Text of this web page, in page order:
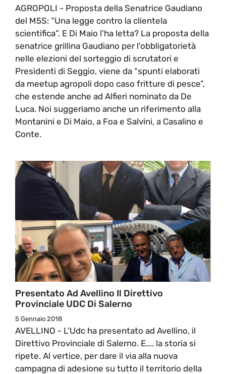
AGROPOLI - Proposta della Senatrice Gaudiano
del M5S: “Una legge contro la clientela
scientifica”. E Di Maio l'ha letta? La proposta della
senatrice grillina Gaudiano per l'obbligatorietà
nelle elezioni del sorteggio di scrutatori e
Presidenti di Seggio, viene da “spunti elaborati
da meetup agropoli dopo caso fritture di pesce”,
che estende anche ad Alfieri nominato da De
Luca. Noi suggeriamo anche un riferimento alla
Montanini e Di Maio, a Foa e Salvini, a Casalino e
Conte.
Presentato Ad Avellino Il Direttivo
Provinciale UDC Di Salerno
5 Gennaio 2018
AVELLINO - L'Udc ha presentato ad Avellino, il
Direttivo Provinciale di Salerno. E.... la storia si
ripete. Al vertice, per dare il via alla nuova
campagna di adesione su tutto il territorio della